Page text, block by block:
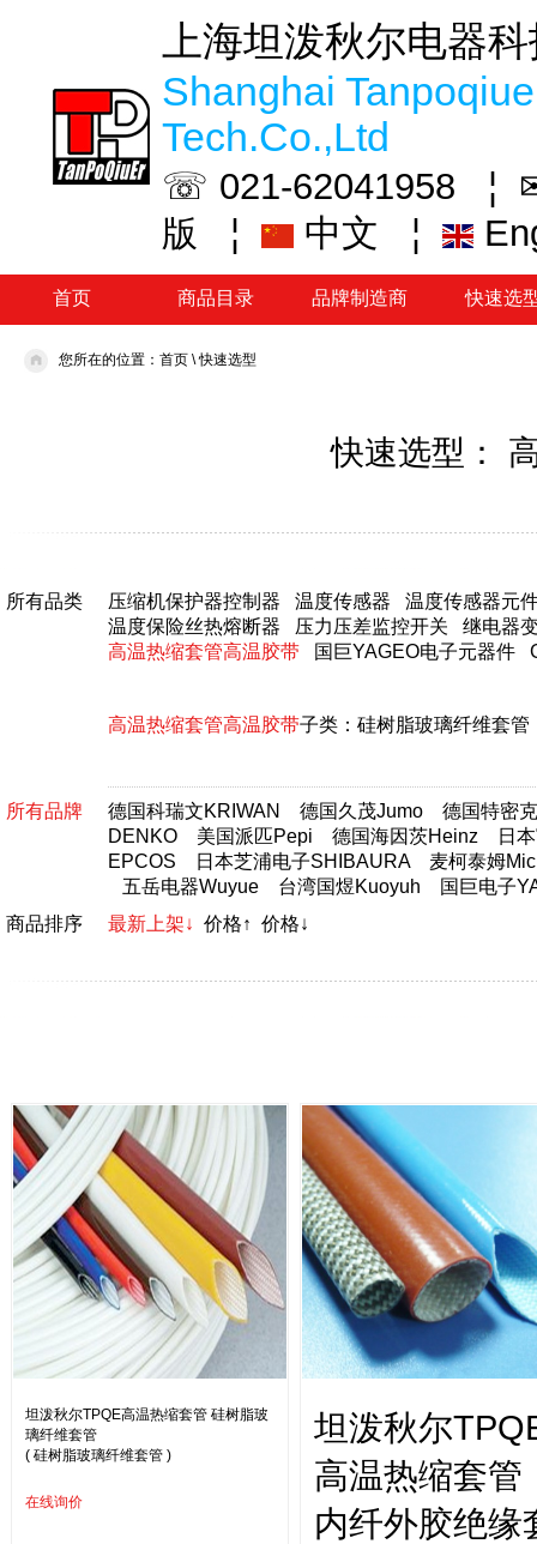
上海坦泼秋尔电器
Shanghai
Tech.Co.,Ltd
☏ 021-62041958 ¦
版
¦ 中文 ¦
首页 商品目录 品牌制造商 快速选
您所在的位置： 首页 \快速选型
快速选型：
所有品类 压缩机保护器控制器 温度传感器
温度传感器元
温度保险丝热熔断器
压力压差监控开关
继电器
高温热缩套管高温胶带
国巨YAGEO电子元器件
高温热缩套管高温胶带子类： 硅树脂玻璃纤维套管
所有品牌 德国科瑞文KRIWAN 德国久茂Jumo
德国特密
DENKO
美国派匹Pepi 德国海因茨Heinz
日
EPCOS
日本芝浦电子SHIBAURA
麦柯泰姆
五岳电器Wuyue
台湾国煜Kuoyuh
国巨电子
商品排序
最新上架↓ 价格↑ 价格↓
坦泼秋尔TPQE高温热缩套管 硅树脂玻
璃纤维套管
( 硅树脂玻璃纤维套管 )
在线询价
坦泼秋尔
高温热缩套管
内纤外胶绝缘